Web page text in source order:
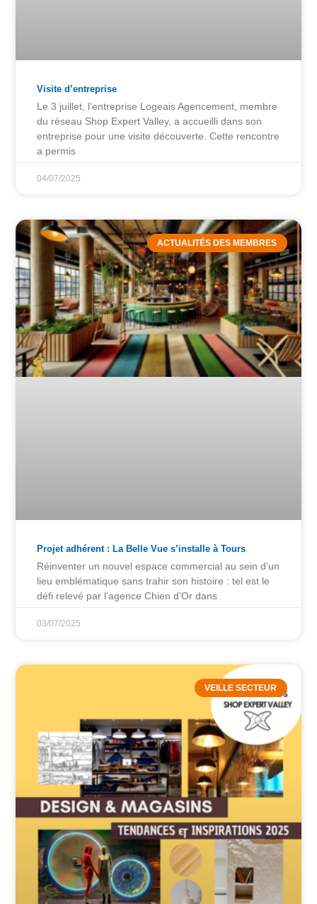
Visite d’entreprise
Le 3 juillet, l’entreprise Logeais Agencement, membre
du réseau Shop Expert Valley, a accueilli dans son
entreprise pour une visite découverte. Cette rencontre
a permis
04/07/2025
ACTUALITÉS DES MEMBRES
Projet adhérent : La Belle Vue s’installe à Tours
Réinventer un nouvel espace commercial au sein d’un
lieu emblématique sans trahir son histoire : tel est le
défi relevé par l’agence Chien d’Or dans
03/07/2025
VEILLE SECTEUR